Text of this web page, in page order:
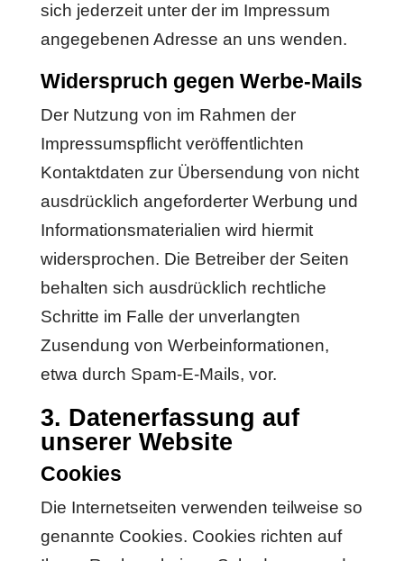
sich jederzeit unter der im Impressum
angegebenen Adresse an uns wenden.
Widerspruch gegen Werbe-Mails
Der Nutzung von im Rahmen der
Impressumspflicht veröffentlichten
Kontaktdaten zur Übersendung von nicht
ausdrücklich angeforderter Werbung und
Informationsmaterialien wird hiermit
widersprochen. Die Betreiber der Seiten
behalten sich ausdrücklich rechtliche
Schritte im Falle der unverlangten
Zusendung von Werbeinformationen,
etwa durch Spam-E-Mails, vor.
3. Datenerfassung auf
unserer Website
Cookies
Die Internetseiten verwenden teilweise so
genannte Cookies. Cookies richten auf